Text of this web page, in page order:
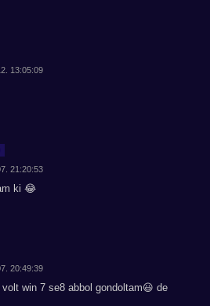
13:05:09
21:20:53
ki 😂
20:49:39
win 7 se8 abbol gondoltam😃 de